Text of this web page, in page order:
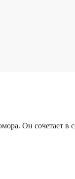
Он сочетает в